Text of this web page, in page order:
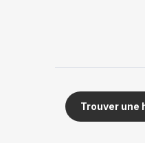
Trouver une